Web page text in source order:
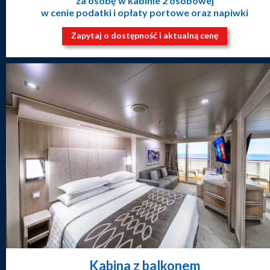
w cenie podatki i opłaty portowe oraz napiwki
Zapytaj o dostępność i aktualną cenę
Kabina z balkonem